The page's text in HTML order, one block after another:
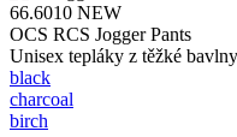
66.6010 NEW
OCS RCS Jogger Pants
Unisex tepláky z těžké bavlny
black
charcoal
birch